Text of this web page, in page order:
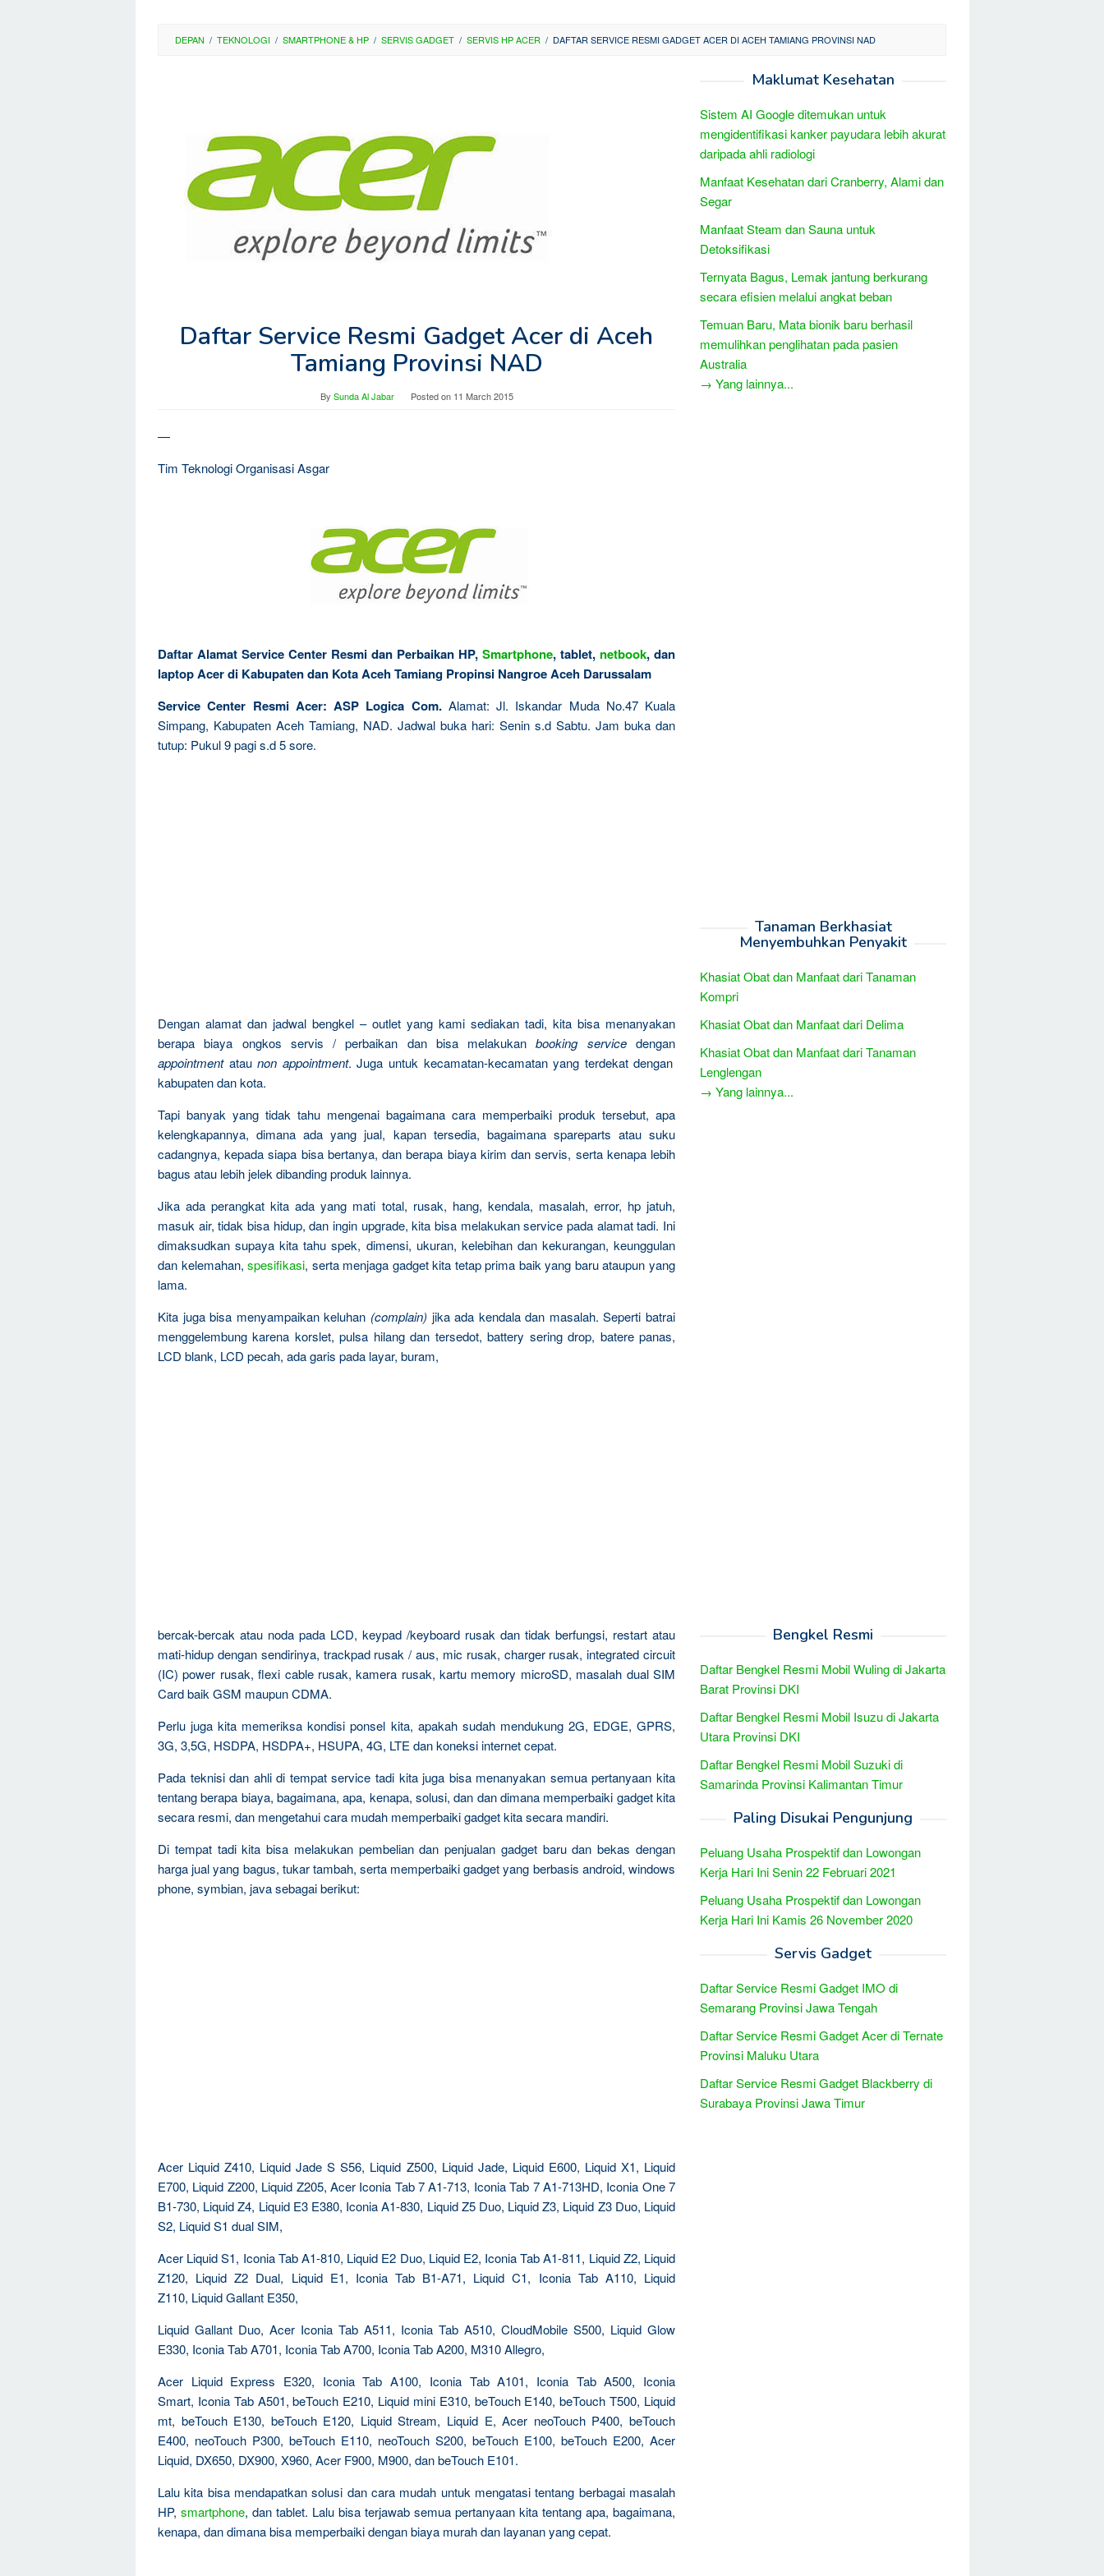
DEPAN / TEKNOLOGI / SMARTPHONE & HP / SERVIS GADGET / SERVIS HP ACER / DAFTAR SERVICE RESMI GADGET ACER DI ACEH TAMIANG PROVINSI NAD
Daftar Service Resmi Gadget Acer di Aceh
Tamiang Provinsi NAD
By Sunda Al Jabar Posted on 11 March 2015
—
Tim Teknologi Organisasi Asgar
Daftar Alamat Service Center Resmi dan Perbaikan HP, Smartphone, tablet, netbook, dan
laptop Acer di Kabupaten dan Kota Aceh Tamiang Propinsi Nangroe Aceh Darussalam
Service Center Resmi Acer: ASP Logica Com.Alamat: Jl. Iskandar Muda No.47 Kuala
Simpang, Kabupaten Aceh Tamiang, NAD. Jadwal buka hari: Senin s.d Sabtu. Jam buka dan
tutup: Pukul 9 pagi s.d 5 sore.
Dengan alamat dan jadwal bengkel – outlet yang kami sediakan tadi, kita bisa menanyakan
berapa biaya ongkos servis / perbaikan dan bisa melakukanbooking servicedengan
appointmentataunon appointment. Juga untuk kecamatan-kecamatan yang terdekat dengan
kabupaten dan kota.
Tapi banyak yang tidak tahu mengenai bagaimana cara memperbaiki produk tersebut, apa
kelengkapannya, dimana ada yang jual, kapan tersedia, bagaimana spareparts atau suku
cadangnya, kepada siapa bisa bertanya, dan berapa biaya kirim dan servis, serta kenapa lebih
bagus atau lebih jelek dibanding produk lainnya.
Jika ada perangkat kita ada yang mati total, rusak, hang, kendala, masalah, error, hp jatuh,
masuk air, tidak bisa hidup, dan ingin upgrade, kita bisa melakukan service pada alamat tadi. Ini
dimaksudkan supaya kita tahu spek, dimensi, ukuran, kelebihan dan kekurangan, keunggulan
dan kelemahan,spesifikasi, serta menjaga gadget kita tetap prima baik yang baru ataupun yang
lama.
Kita juga bisa menyampaikan keluhan (complain) jika ada kendala dan masalah. Seperti batrai
menggelembung karena korslet, pulsa hilang dan tersedot, battery sering drop, batere panas,
LCD blank, LCD pecah, ada garis pada layar, buram,
bercak-bercak atau noda pada LCD, keypad /keyboard rusak dan tidak berfungsi, restart atau
mati-hidup dengan sendirinya, trackpad rusak / aus, mic rusak, charger rusak, integrated circuit
(IC) power rusak, flexi cable rusak, kamera rusak, kartu memory microSD, masalah dual SIM
Card baik GSM maupun CDMA.
Perlu juga kita memeriksa kondisi ponsel kita, apakah sudah mendukung 2G, EDGE, GPRS,
3G, 3,5G, HSDPA, HSDPA+, HSUPA, 4G, LTE dan koneksi internet cepat.
Pada teknisi dan ahli di tempat service tadi kita juga bisa menanyakan semua pertanyaan kita
tentang berapa biaya, bagaimana, apa, kenapa, solusi, dan dan dimana memperbaiki gadget kita
secara resmi, dan mengetahui cara mudah memperbaiki gadget kita secara mandiri.
Di tempat tadi kita bisa melakukan pembelian dan penjualan gadget baru dan bekas dengan
harga jual yang bagus, tukar tambah, serta memperbaiki gadget yang berbasis android, windows
phone, symbian, java sebagai berikut:
Acer Liquid Z410, Liquid Jade S S56, Liquid Z500, Liquid Jade, Liquid E600, Liquid X1, Liquid
E700, Liquid Z200, Liquid Z205, Acer Iconia Tab 7 A1-713, Iconia Tab 7 A1-713HD, Iconia One 7
B1-730, Liquid Z4, Liquid E3 E380, Iconia A1-830, Liquid Z5 Duo, Liquid Z3, Liquid Z3 Duo, Liquid
S2, Liquid S1 dual SIM,
Acer Liquid S1, Iconia Tab A1-810, Liquid E2 Duo, Liquid E2, Iconia Tab A1-811, Liquid Z2, Liquid
Z120, Liquid Z2 Dual, Liquid E1, Iconia Tab B1-A71, Liquid C1, Iconia Tab A110, Liquid
Z110, Liquid Gallant E350,
Liquid Gallant Duo, Acer Iconia Tab A511, Iconia Tab A510, CloudMobile S500, Liquid Glow
E330, Iconia Tab A701, Iconia Tab A700, Iconia Tab A200, M310 Allegro,
Acer Liquid Express E320, Iconia Tab A100, Iconia Tab A101, Iconia Tab A500, Iconia
Smart, Iconia Tab A501, beTouch E210, Liquid mini E310, beTouch E140, beTouch T500, Liquid
mt, beTouch E130, beTouch E120, Liquid Stream, Liquid E, Acer neoTouch P400, beTouch
E400, neoTouch P300, beTouch E110, neoTouch S200, beTouch E100, beTouch E200, Acer
Liquid, DX650, DX900, X960, Acer F900, M900, dan beTouch E101.
Lalu kita bisa mendapatkan solusi dan cara mudah untuk mengatasi tentang berbagai masalah
HP, smartphone, dan tablet. Lalu bisa terjawab semua pertanyaan kita tentang apa, bagaimana,
kenapa, dan dimana bisa memperbaiki dengan biaya murah dan layanan yang cepat.
Maklumat Kesehatan
Sistem AI Google ditemukan untuk
mengidentifikasi kanker payudara lebih akurat
daripada ahli radiologi
Manfaat Kesehatan dari Cranberry, Alami dan
Segar
Manfaat Steam dan Sauna untuk
Detoksifikasi
Ternyata Bagus, Lemak jantung berkurang
secara efisien melalui angkat beban
Temuan Baru, Mata bionik baru berhasil
memulihkan penglihatan pada pasien
Australia
→ Yang lainnya...
Tanaman Berkhasiat
Menyembuhkan Penyakit
Khasiat Obat dan Manfaat dari Tanaman
Kompri
Khasiat Obat dan Manfaat dari Delima
Khasiat Obat dan Manfaat dari Tanaman
Lenglengan
→ Yang lainnya...
Bengkel Resmi
Daftar Bengkel Resmi Mobil Wuling di Jakarta
Barat Provinsi DKI
Daftar Bengkel Resmi Mobil Isuzu di Jakarta
Utara Provinsi DKI
Daftar Bengkel Resmi Mobil Suzuki di
Samarinda Provinsi Kalimantan Timur
Paling Disukai Pengunjung
Peluang Usaha Prospektif dan Lowongan
Kerja Hari Ini Senin 22 Februari 2021
Peluang Usaha Prospektif dan Lowongan
Kerja Hari Ini Kamis 26 November 2020
Servis Gadget
Daftar Service Resmi Gadget IMO di
Semarang Provinsi Jawa Tengah
Daftar Service Resmi Gadget Acer di Ternate
Provinsi Maluku Utara
Daftar Service Resmi Gadget Blackberry di
Surabaya Provinsi Jawa Timur